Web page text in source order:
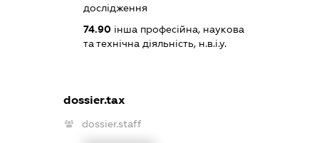
дослідження
74.90інша професійна, наукова
та технічна діяльність, н.в.і.у.
dossier.tax
dossier.staff